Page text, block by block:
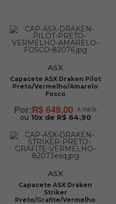
ASX
Capacete ASX Draken Pilot
Preto/Vermelho/Amarelo
Fosco
R$ 649,00
ou 10x de R$ 64,90
ASX
Capacete ASX Draken
Striker
Preto/Grafite/Vermelho